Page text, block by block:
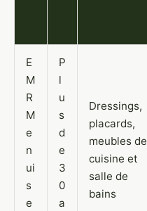
E
M
R
M
e
n
ui
s
e
P
l
u
s
d
e
3
0
a
Dressings,
placards,
meubles de
cuisine et
salle de
bains